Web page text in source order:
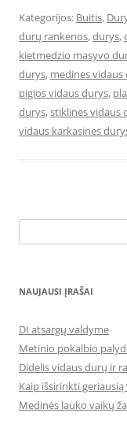
Kategorijos: Buitis,
durų rankenos,durys,
kietmedzio masyvo
durys, medines vidaus
pigios vidaus durys,
durys,stiklines vidaus
vidaus karkasines
NAUJAUSI ĮRAŠAI
DI atsargų valdyme
Metinio pokalbio
Didelis vidaus durų ir
Kaip išsirinkti
Medinės lauko vaikų